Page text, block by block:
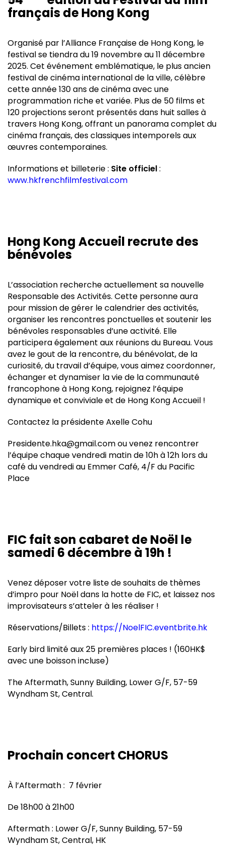
français de Hong Kong
Organisé par l’Alliance Française de Hong Kong, le
festival se tiendra du 19 novembre au 11 décembre
2025. Cet événement emblématique, le plus ancien
festival de cinéma international de la ville, célèbre
cette année 130 ans de cinéma avec une
programmation riche et variée. Plus de 50 films et
120 projections seront présentés dans huit salles à
travers Hong Kong, offrant un panorama complet du
cinéma français, des classiques intemporels aux
œuvres contemporaines.
Informations et billeterie : Site officiel:
www.hkfrenchfilmfestival.com
Hong Kong Accueil recrute des
bénévoles
L’association recherche actuellement sa nouvelle
Responsable des Activités. Cette personne aura
pour mission de gérer le calendrier des activités,
organiser les rencontres ponctuelles et soutenir les
bénévoles responsables d’une activité. Elle
participera également aux réunions du Bureau. Vous
avez le gout de la rencontre, du bénévolat, de la
curiosité, du travail d’équipe, vous aimez coordonner,
échanger et dynamiser la vie de la communauté
francophone à Hong Kong, rejoignez l’équipe
dynamique et conviviale et de Hong Kong Accueil !
Contactez la présidente Axelle Cohu
Presidente.hka@gmail.com ou venez rencontrer
l’équipe chaque vendredi matin de 10h à 12h lors du
café du vendredi au Emmer Café, 4/F du Pacific
Place
FIC fait son cabaret de Noël le
samedi 6 décembre à 19h !
Venez déposer votre liste de souhaits de thèmes
d’impro pour Noël dans la hotte de FIC, et laissez nos
improvisateurs s’atteler à les réaliser !
Réservations/Billets : https://NoelFIC.eventbrite.hk
Early bird limité aux 25 premières places ! (160HK$
avec une boisson incluse)
The Aftermath, Sunny Building, Lower G/F, 57-59
Wyndham St, Central.
Prochain concert CHORUS
À l’Aftermath : 7 février
De 18h00 à 21h00
Aftermath : Lower G/F, Sunny Building, 57-59
Wyndham St, Central, HK